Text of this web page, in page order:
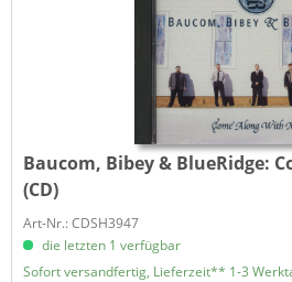
Baucom, Bibey & BlueRidge:
(CD)
Art-Nr.: CDSH3947
die letzten 1 verfügbar
Sofort versandfertig, Lieferzeit** 1-3